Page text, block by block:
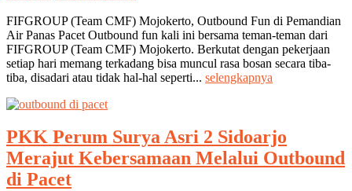
FIFGROUP (Team CMF) Mojokerto, Outbound Fun di Pemandian
Air Panas Pacet Outbound fun kali ini bersama teman-teman dari
FIFGROUP (Team CMF) Mojokerto. Berkutat dengan pekerjaan
setiap hari memang terkadang bisa muncul rasa bosan secara tiba-
tiba, disadari atau tidak hal-hal seperti... selengkapnya
PKK Perum Surya Asri 2 Sidoarjo
Merajut Kebersamaan Melalui Outbound
di Pacet